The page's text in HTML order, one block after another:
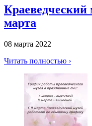
Краеведческий
марта
08 марта 2022
Читать полностью ›